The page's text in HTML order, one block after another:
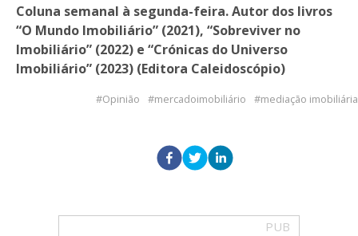
Coluna semanal à segunda-feira. Autor dos livros
“O Mundo Imobiliário” (2021), “Sobreviver no
Imobiliário” (2022) e “Crónicas do Universo
Imobiliário” (2023) (Editora Caleidoscópio)
Opinião mercadoimobiliário mediação imobiliária
PUB